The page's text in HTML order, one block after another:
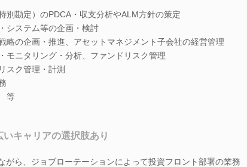
別勘定）のPDCA・収支分析やALM方針の策定
システム等の企画・検討
略の企画・推進、アセットマネジメント子会社の経営管理
モニタリング・分析、ファンドリスク管理
スク管理・計測
等
キャリアの選択肢あり
がら、ジョブローテーションによって投資フロント部署の業務